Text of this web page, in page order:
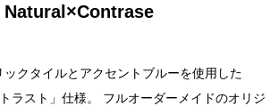
Natural×Contrase
ックタイルとアクセントブルーを使用した
ラスト」仕様。 フルオーダーメイドのオリジ